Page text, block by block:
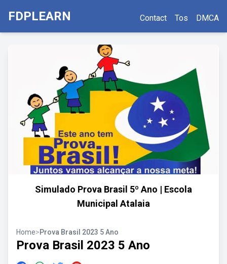
FDPLEARN Contact Tos DMCA
Simulado Prova Brasil 5º Ano | Escola
Municipal Atalaia
Home>Prova Brasil 2023 5 Ano
Prova Brasil 2023 5 Ano